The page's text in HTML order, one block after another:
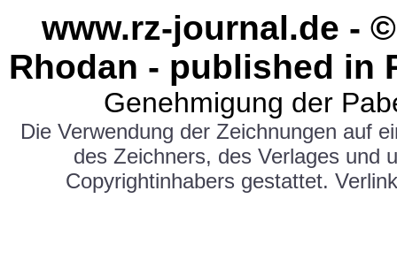
www.rz-journal.de -
Rhodan - published in
Genehmigung der
Die Verwendung der Zeichnungen auf
des Zeichners, des Verlages und
Copyrightinhabers gestattet.